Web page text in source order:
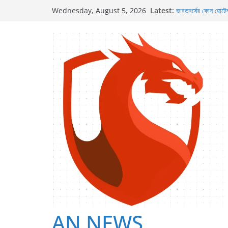
Wednesday, August 5, 2026 Latest: ভারতবর্ষের কোন
দাঁড়াশ থেকে শুরু করে
ভারতবর্ষে বর্তমানে কত